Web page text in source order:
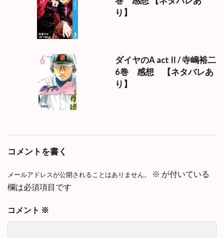
り】
ダイヤのA actⅡ/ 寺嶋裕二
6巻 感想 【ネタバレあ
り】
コメントを書く
メールアドレスが公開されることはありません。 ※ が付いている
欄は必須項目です
コメント ※